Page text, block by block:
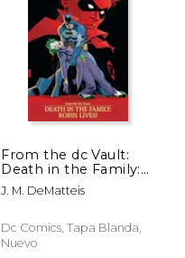
15%
dcto.
From the dc Vault:
Death in the Family:
Robin Lives! (en
Inglés)
J. M. DeMatteis
Dc Comics, Tapa Blanda,
Nuevo